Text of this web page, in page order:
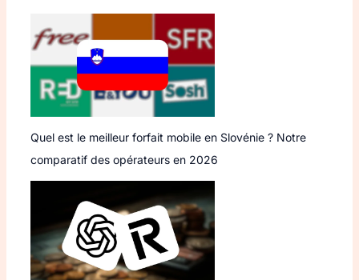
Quel est le meilleur forfait mobile en Slovénie ? Notre
comparatif des opérateurs en 2026